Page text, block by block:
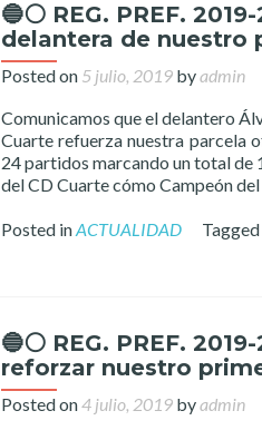
🔵⚪️ REG. PREF.
delantera de nuestro
Posted on 5 julio, 2019 byadmin
Comunicamos que el delantero
Cuarte refuerza nuestra parcela
24 partidos marcando un total de
del CD Cuarte cómo Campeón
Posted inACTUALIDAD Tagged
🔵⚪️ REG. PREF.
reforzar nuestro
Posted on4 julio, 2019 byadmin